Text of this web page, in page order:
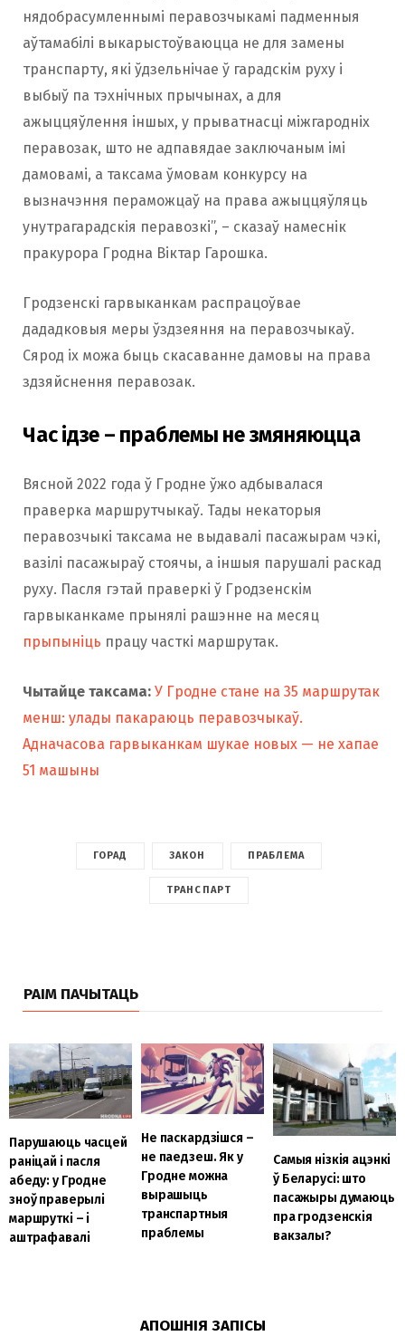
нядобрасумленнымі перавозчыкамі падменныя
аўтамабілі выкарыстоўваюцца не для замены
транспарту, які ўдзельнічае ў гарадскім руху і
выбыў па тэхнічных прычынах, а для
ажыццяўлення іншых, у прыватнасці міжгародніх
перавозак, што не адпавядае заключаным імі
дамовамі, а таксама ўмовам конкурсу на
вызначэння пераможцаў на права ажыццяўляць
унутрагарадскія перавозкі”, – сказаў намеснік
пракурора Гродна Віктар Гарошка.
Гродзенскі гарвыканкам распрацоўвае
дададковыя меры ўздзеяння на перавозчыкаў.
Сярод іх можа быць скасаванне дамовы на права
здзяйснення перавозак.
Час ідзе – праблемы не змяняюцца
Вясной 2022 года ў Гродне ўжо адбывалася
праверка маршрутчыкаў. Тады некаторыя
перавозчыкі таксама не выдавалі пасажырам чэкі,
вазілі пасажыраў стоячы, а іншыя парушалі раскад
руху. Пасля гэтай праверкі ў Гродзенскім
гарвыканкаме прынялі рашэнне на месяц
прыпыніць працу часткі маршрутак.
Чытайце таксама: У Гродне стане на 35 маршрутак
менш: улады пакараюць перавозчыкаў.
Адначасова гарвыканкам шукае новых — не хапае
51 машыны
ГОРАД ЗАКОН ПРАБЛЕМА
ТРАНСПАРТ
РАІМ ПАЧЫТАЦЬ
Парушаюць часцей
раніцай і пасля
абеду: у Гродне
зноў праверылі
маршруткі – і
аштрафавалі
Не паскардзішся –
не паедзеш. Як у
Гродне можна
вырашыць
транспартныя
праблемы
Самыя нізкія ацэнкі
ў Беларусі: што
пасажыры думаюць
пра гродзенскія
вакзалы?
АПОШНІЯ ЗАПІСЫ